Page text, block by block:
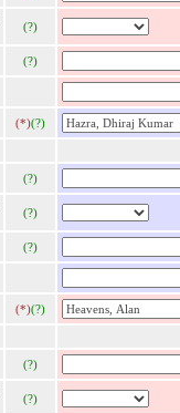
(?)
(?)
(*)(?)
(?)
(?)
(?)
(*)(?)
(?)
(?)